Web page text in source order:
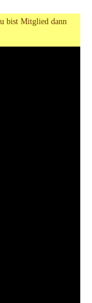
bist Mitglied dann